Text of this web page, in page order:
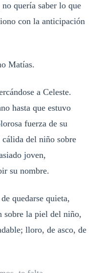
no quería saber lo que
con la anticipación
Matías.
a Celeste.
hasta que estuvo
fuerza de su
del niño sobre
joven,
su nombre.
quedarse quieta,
sobre la piel del niño,
lloro, de asco, de